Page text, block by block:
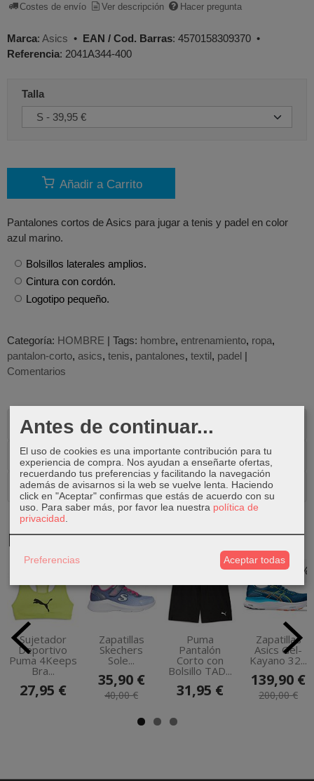
Costes de envío Ver descripción Hacer pregunta
Marca: Asics • EAN / Cod. Barras: 4570158309370 •
Referencia: 2041A344-400
Talla
Añadir a Carrito
Pantalones cortos de Asics para jugar a tenis y padel en color
azul marino.
Bolsillos laterales amplios.
Cintura con cordón.
Logotipo pequeño.
Categoría: HOMBRE | Tags: hombre entrenamiento ropa
pantalon-corto asics tenis pantalones textil padel |
Comentarios
Descripción
Costes de Envío
Comentarios
Productos Relacionados
Sujetador
Deportivo
Puma 4Keeps
Bra...
27,95 €
Zapatillas
Skechers
Sole...
35,90 €
40,00 €
Puma
Pantalón
Corto con
Bolsillo TAD...
31,95 €
-30 %
Zapatillas
Asics Gel-
Kayano 32...
139,90 €
200,00 €
Antes de continuar...
El uso de cookies es una importante contribución para tu
experiencia de compra. Nos ayudan a enseñarte ofertas,
recuerdando tus preferencias y facilitando la navegación
además de avisarnos si la web se vuelve lenta. Haciendo
click en "Aceptar" confirmas que estás de acuerdo con su
uso. Para saber más, por favor lea nuestra política de
privacidad
Preferencias Aceptar todas